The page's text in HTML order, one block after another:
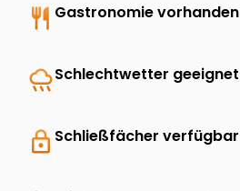
restaurant Gastronomie vorhanden
rainySchlechtwetter geeignet
lock Schließfächer verfügbar